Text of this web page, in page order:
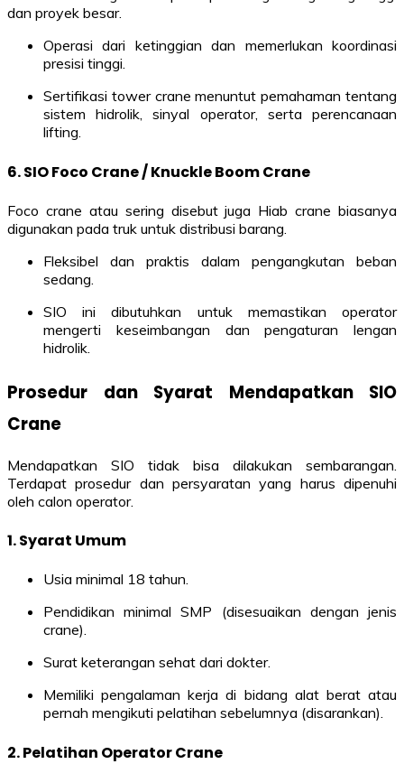
dan proyek besar.
Operasi dari ketinggian dan memerlukan koordinasi
presisi tinggi.
Sertifikasi tower crane menuntut pemahaman tentang
sistem hidrolik, sinyal operator, serta perencanaan
lifting.
6.SIO Foco Crane / Knuckle Boom Crane
Foco crane atau sering disebut juga Hiab crane biasanya
digunakan pada truk untuk distribusi barang.
Fleksibel dan praktis dalam pengangkutan beban
sedang.
SIO ini dibutuhkan untuk memastikan operator
mengerti keseimbangan dan pengaturan lengan
hidrolik.
Prosedur dan Syarat Mendapatkan SIO
Crane
Mendapatkan SIO tidak bisa dilakukan sembarangan.
Terdapat prosedur dan persyaratan yang harus dipenuhi
oleh calon operator.
1.Syarat Umum
Usia minimal 18 tahun.
Pendidikan minimal SMP (disesuaikan dengan jenis
crane).
Surat keterangan sehat dari dokter.
Memiliki pengalaman kerja di bidang alat berat atau
pernah mengikuti pelatihan sebelumnya (disarankan).
2.Pelatihan Operator Crane